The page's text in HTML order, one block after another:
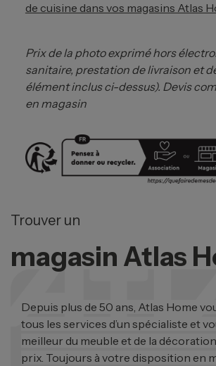
de cuisine dans vos magasins Atlas
Prix de la photo exprimé hors
sanitaire, prestation de livraison et
élément inclus ci-dessus). Devis
en magasin
Trouver un
magasin Atlas
Depuis plus de 50 ans, Atlas Home
tous les services d’un spécialiste et
meilleur du meuble et de la
prix. Toujours à votre disposition en